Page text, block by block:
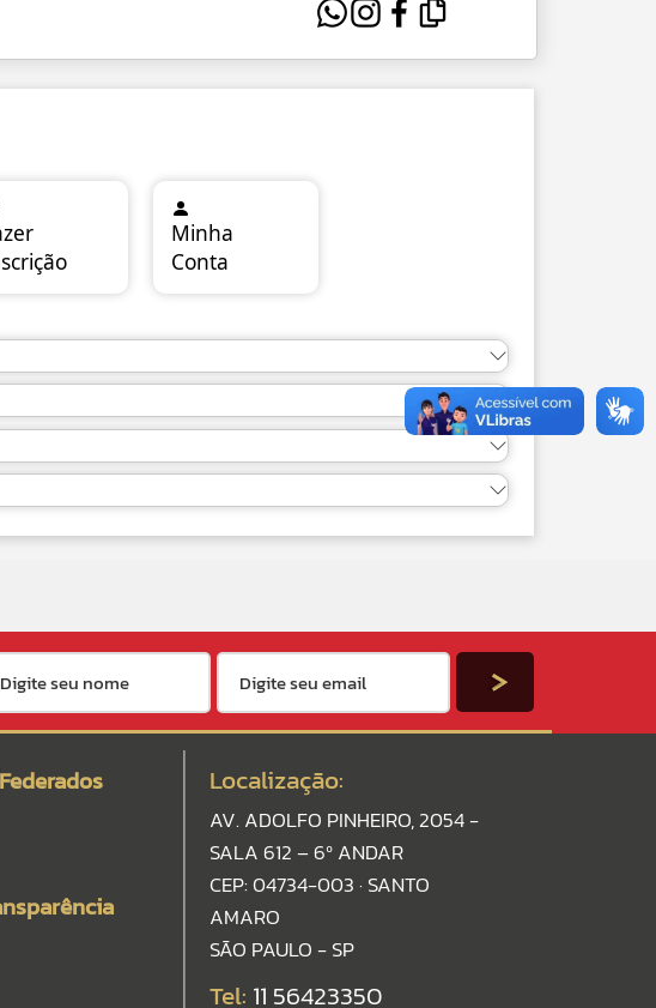
Minha
Conta
Localização:
AV. ADOLFO PINHEIRO, 2054 -
SALA 612 – 6º ANDAR
CEP: 04734-003 · SANTO
AMARO
SÃO PAULO - SP
Tel: 11 56423350